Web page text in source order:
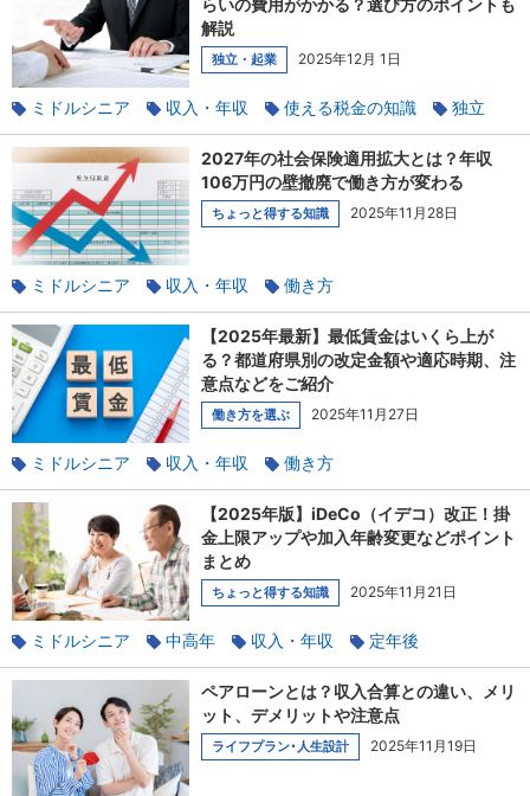
解説
独立・起業 2025年12月 1日
ミドルシニア 収入・年収 使える税金の知識
独立
起業
2027年の社会保険適用拡大とは？年収
106万円の壁撤廃で働き方が変わる
ちょっと得する知識 2025年11月28日
ミドルシニア 収入・年収
働き方
パート・アルバイト
【2025年最新】最低賃金はいくら上が
る？都道府県別の改定金額や適応時期、注
意点などをご紹介
働き方を選ぶ 2025年11月27日
ミドルシニア 収入・年収
働き方
パート・アルバイト
【2025年版】iDeCo（イデコ）改正！掛
金上限アップや加入年齢変更などポイント
まとめ
ちょっと得する知識 2025年11月21日
ミドルシニア 中高年 収入・年収
定年後
使える税金の知識
ペアローンとは？収入合算との違い、メリ
ット、デメリットや注意点
ライフプラン･人生設計 2025年11月19日